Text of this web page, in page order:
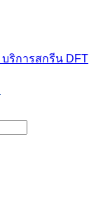
บริการสกรีน DFT